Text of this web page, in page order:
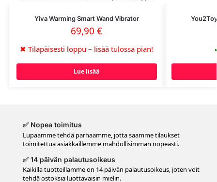
Yiva Warming Smart Wand Vibrator
69,90€
✖ Tilapäisesti loppu – lisää tulossa pian!
Lue lisää
✅ Nopea toimitus
Lupaamme tehdä parhaamme, jotta saamme tilaukset
toimitettua asiakkaillemme mahdollisimman nopeasti.
✅ 14 päivän palautusoikeus
Kaikilla tuotteillamme on 14 päivän palautusoikeus, joten voit
tehdä ostoksia luottavaisin mielin.